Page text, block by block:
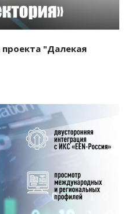
"Далекая